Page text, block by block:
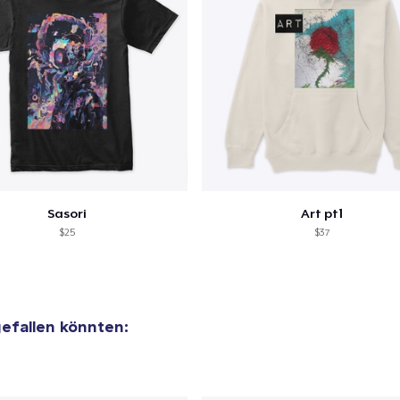
Sasori
$25
Art pt1
$37
könnten: